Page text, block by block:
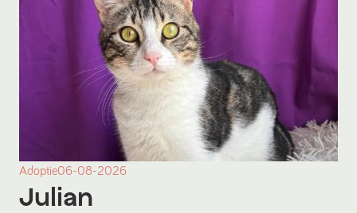
Adoptie06-08-2026
Julian